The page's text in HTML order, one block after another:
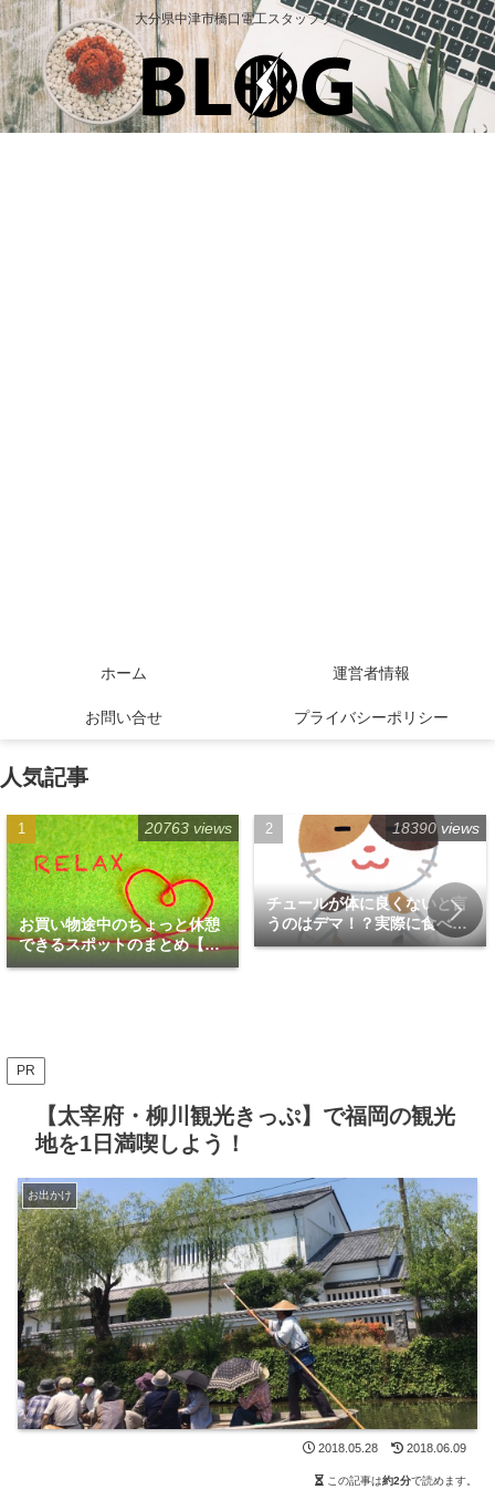
大分県中津市橋口電工スタッフブログ
ホーム 運営者情報
お問い合せ プライバシーポリシー
人気記事
お買い物途中のちょっと休憩
できるスポットのまとめ【福
岡天神エリア編】
20763 views
チュールが体に良くないと言
うのはデマ！？実際に食べて
みた！
18390 views
PR
【太宰府・柳川観光きっぷ】で福岡の観光
地を1日満喫しよう！
お出かけ
2018.05.28 2018.06.09
この記事は約2分で読めます。